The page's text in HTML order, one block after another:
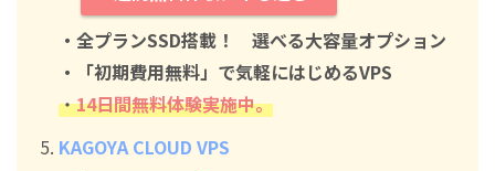
・全プランSSD搭載！ 選べる大容量オプション
・「初期費用無料」で気軽にはじめるVPS
・14日間無料体験実施中。
KAGOYA CLOUD VPS